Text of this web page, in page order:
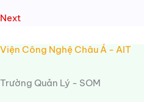
Next
Viện Công Nghệ Châu Á - AIT
Trường Quản Lý - SOM